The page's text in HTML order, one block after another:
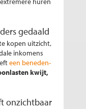
gedaald
kopen uitzicht,
inkomens
een beneden-
kwijt,
onzichtbaar